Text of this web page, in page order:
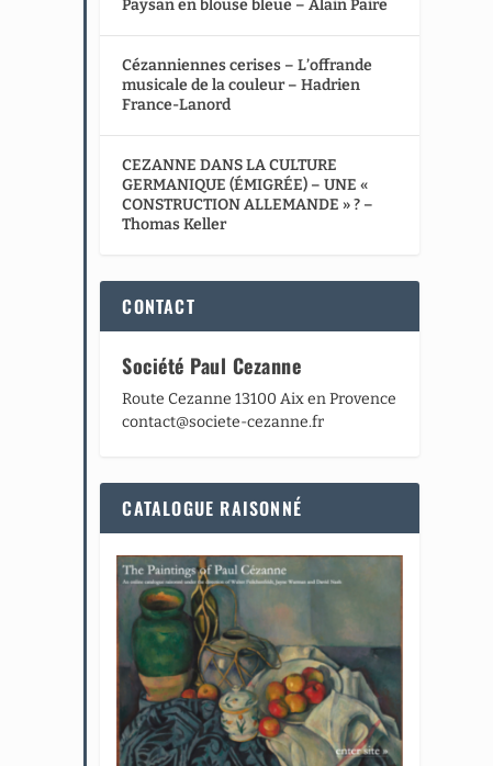
Paysan en blouse bleue – Alain Paire
Cézanniennes cerises – L’offrande
musicale de la couleur – Hadrien
France-Lanord
CEZANNE DANS LA CULTURE
GERMANIQUE (ÉMIGRÉE) – UNE «
CONSTRUCTION ALLEMANDE » ? –
Thomas Keller
CONTACT
Société Paul Cezanne
Route Cezanne 13100 Aix en Provence
contact@societe-cezanne.fr
CATALOGUE RAISONNÉ